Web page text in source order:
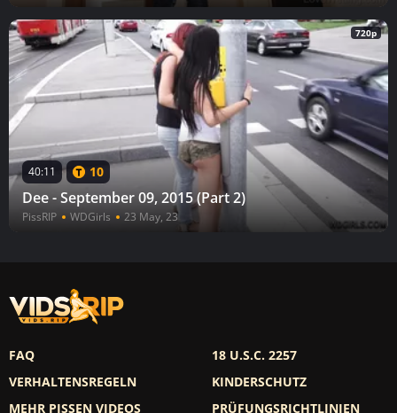
720p
40:11 10
Dee - September 09, 2015 (Part 2)
PissRIP WDGirls 23 May, 23
FAQ
VERHALTENSREGELN
MEHR PISSEN VIDEOS
18 U.S.C. 2257
KINDERSCHUTZ
PRÜFUNGSRICHTLINIEN